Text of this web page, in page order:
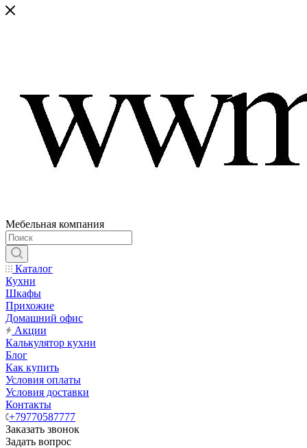
Мебельная компания
Каталог
Кухни
Шкафы
Прихожие
Домашний офис
Акции
Калькулятор кухни
Блог
Как купить
Условия оплаты
Условия доставки
Контакты
+79770587777
Заказать звонок
Задать вопрос